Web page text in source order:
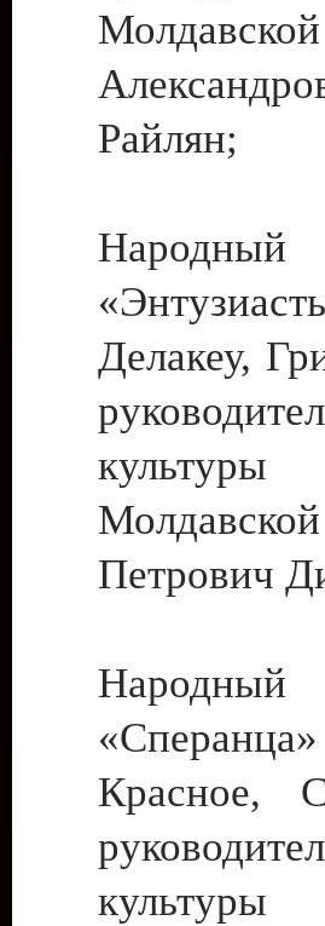
Райлян;
Народный
Делакеу,
Петрович
Народный
Красное,